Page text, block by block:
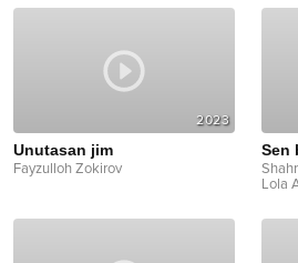
2023
Unutasan jim
Fayzulloh Zokirov
Sen
Lola